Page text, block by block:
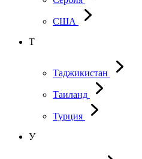
США
Т
Таджикистан
Таиланд
Турция
У